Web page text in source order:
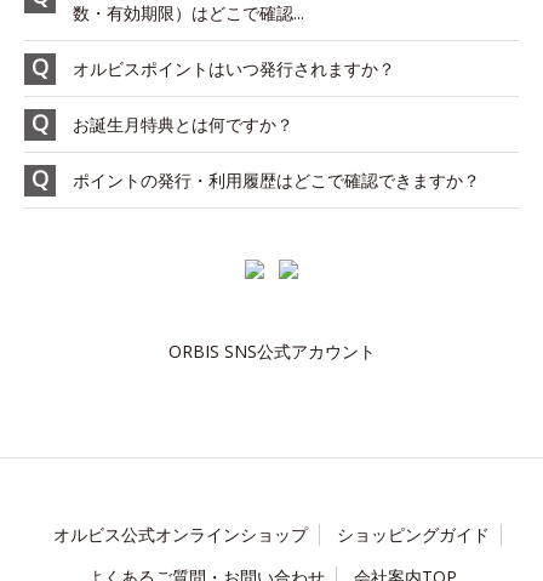
数・有効期限）はどこで確認...
オルビスポイントはいつ発行されますか？
お誕生月特典とは何ですか？
ポイントの発行・利用履歴はどこで確認できますか？
ORBIS SNS公式アカウント
オルビス公式オンラインショップ
ショッピングガイド